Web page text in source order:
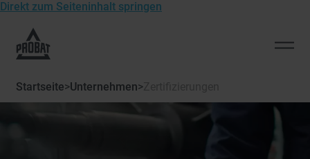
Direkt zum Seiteninhalt springen
von
Startseite>Unternehmen>